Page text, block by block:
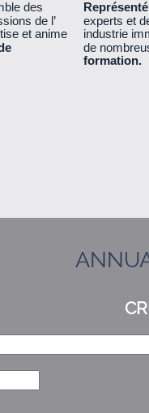
des
de l’
et anime
experts et
industrie
de
formation.